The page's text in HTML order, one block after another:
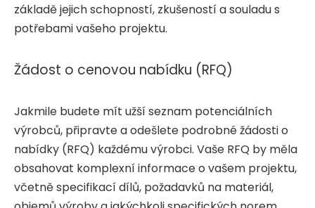
základě jejich schopností, zkušeností a souladu s
potřebami vašeho projektu.
Žádost o cenovou nabídku (RFQ)
Jakmile budete mít užší seznam potenciálních
výrobců, připravte a odešlete podrobné žádosti o
nabídky (RFQ) každému výrobci. Vaše RFQ by měla
obsahovat komplexní informace o vašem projektu,
včetně specifikací dílů, požadavků na materiál,